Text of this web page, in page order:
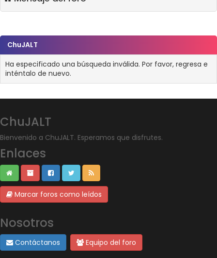
ChuJALT
Ha especificado una búsqueda inválida. Por favor, regresa e
inténtalo de nuevo.
ChuJALT
Bienvenido a ChuJALT. Esperamos que disfrutes.
Enlaces
Marcar foros como leídos
Nosotros
Contáctanos Equipo del foro